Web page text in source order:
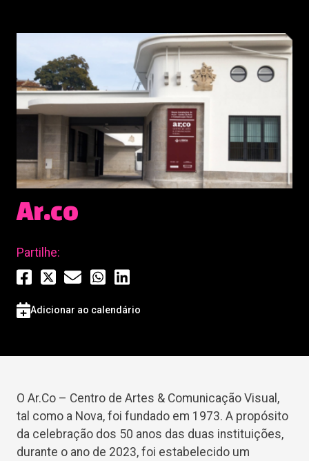
Ar.co​
Partilhe:
Adicionar ao calendário
O Ar.Co – Centro de Artes & Comunicação Visual,
tal como a Nova, foi fundado em 1973. A propósito
da celebração dos 50 anos das duas instituições,
durante o ano de 2023, foi estabelecido um